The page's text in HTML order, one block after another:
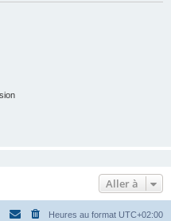
e
Aller à
Heures au format UTC+02:00